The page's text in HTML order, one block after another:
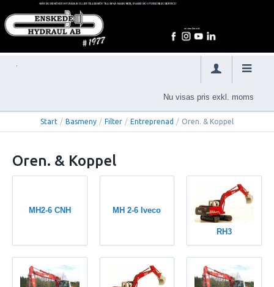
Nu visas pris exkl. moms
Start / Basmeny / Filter / Entreprenad / Oren. & Koppel
Oren. & Koppel
MH2-6 CNH MH 2-6 Iveco
RH3